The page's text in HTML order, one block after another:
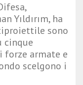
Yıldırım, ha
sono
cinque
forze armate e
scelgono i